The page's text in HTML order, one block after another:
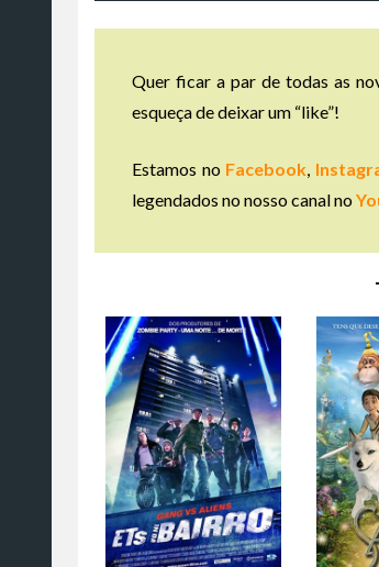
Quer ficar a par de todas as
esqueça de deixar um “like”!
Estamos no Facebook,
legendados no nosso canal no